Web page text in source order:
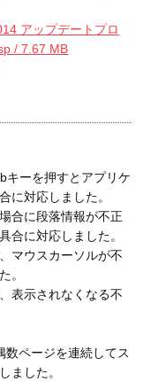
アップデートプロ
/ 7.67 MB
キーを押すとアプリケ
に対応しました。
合に段落情報が不正
合に対応しました。
マウスカーソルが不
。
表示されなくなる不
数ページを連続してス
ました。